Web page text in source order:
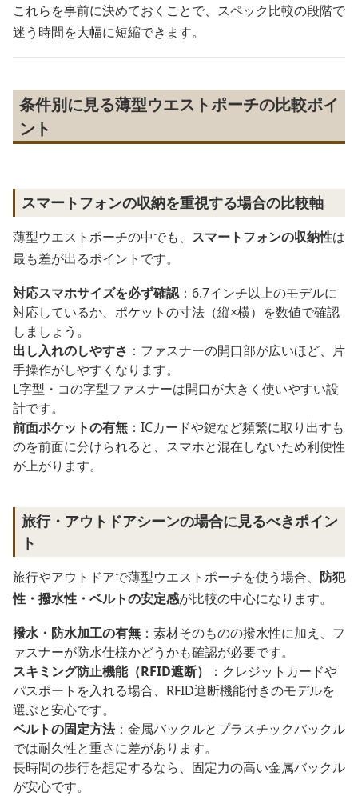
これらを事前に決めておくことで、スペック比較の段階で
迷う時間を大幅に短縮できます。
条件別に見る薄型ウエストポーチの比較ポイ
ント
スマートフォンの収納を重視する場合の比較軸
薄型ウエストポーチの中でも、 スマートフォンの収納性は
最も差が出るポイントです。
対応スマホサイズを必ず確認：6.7インチ以上のモデルに
対応しているか、ポケットの寸法（縦×横）を数値で確認
しましょう。
出し入れのしやすさ ：ファスナーの開口部が広いほど、片
手操作がしやすくなります。
L字型・コの字型ファスナーは開口が大きく使いやすい設
計です。
前面ポケットの有無 ：ICカードや鍵など頻繁に取り出すも
のを前面に分けられると、スマホと混在しないため利便性
が上がります。
旅行・アウトドアシーンの場合に見るべきポイン
ト
旅行やアウトドアで薄型ウエストポーチを使う場合、 防犯
性・撥水性・ベルトの安定感が比較の中心になります。
撥水・防水加工の有無 ：素材そのものの撥水性に加え、フ
ァスナーが防水仕様かどうかも確認が必要です。
スキミング防止機能（RFID遮断）
：クレジットカードや
パスポートを入れる場合、RFID遮断機能付きのモデルを
選ぶと安心です。
ベルトの固定方法：金属バックルとプラスチックバックル
では耐久性と重さに差があります。
長時間の歩行を想定するなら、固定力の高い金属バックル
が安心です。